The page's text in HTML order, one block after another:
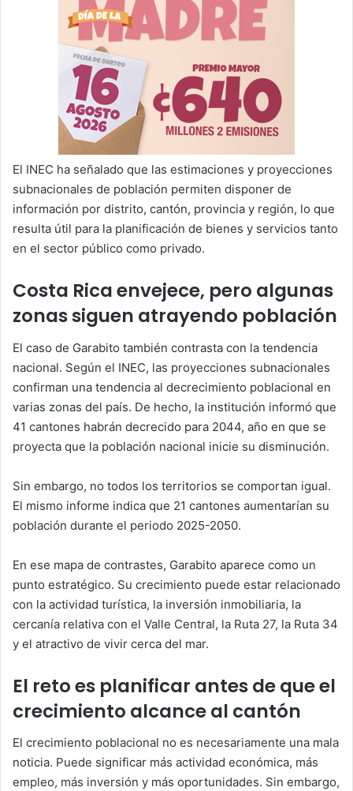
El INEC ha señalado que las estimaciones y proyecciones
subnacionales de población permiten disponer de
información por distrito, cantón, provincia y región, lo que
resulta útil para la planificación de bienes y servicios tanto
en el sector público como privado.
Costa Rica envejece, pero algunas
zonas siguen atrayendo población
El caso de Garabito también contrasta con la tendencia
nacional. Según el INEC, las proyecciones subnacionales
confirman una tendencia al decrecimiento poblacional en
varias zonas del país. De hecho, la institución informó que
41 cantones habrán decrecido para 2044, año en que se
proyecta que la población nacional inicie su disminución.
Sin embargo, no todos los territorios se comportan igual.
El mismo informe indica que 21 cantones aumentarían su
población durante el periodo 2025-2050.
En ese mapa de contrastes, Garabito aparece como un
punto estratégico. Su crecimiento puede estar relacionado
con la actividad turística, la inversión inmobiliaria, la
cercanía relativa con el Valle Central, la Ruta 27, la Ruta 34
y el atractivo de vivir cerca del mar.
El reto es planificar antes de que el
crecimiento alcance al cantón
El crecimiento poblacional no es necesariamente una mala
noticia. Puede significar más actividad económica, más
empleo, más inversión y más oportunidades. Sin embargo,